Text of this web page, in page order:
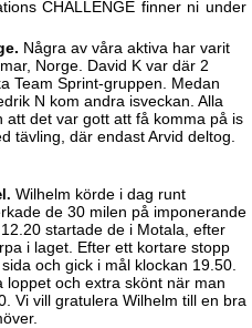
CHALLENGE finner ni under
Några av våra aktiva har varit
Norge. David K var där 2
Team Sprint-gruppen. Medan
N kom andra isveckan. Alla
det var gott att få komma på is
tävling, där endast Arvid deltog.
Wilhelm körde i dag runt
de 30 milen på imponerande
startade de i Motala, efter
i laget. Efter ett kortare stopp
och gick i mål klockan 19.50.
loppet och extra skönt när man
Vi vill gratulera Wilhelm till en bra